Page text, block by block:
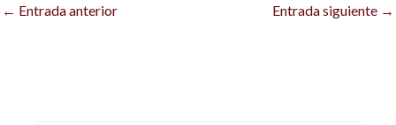
← Entrada anterior Entrada siguiente →